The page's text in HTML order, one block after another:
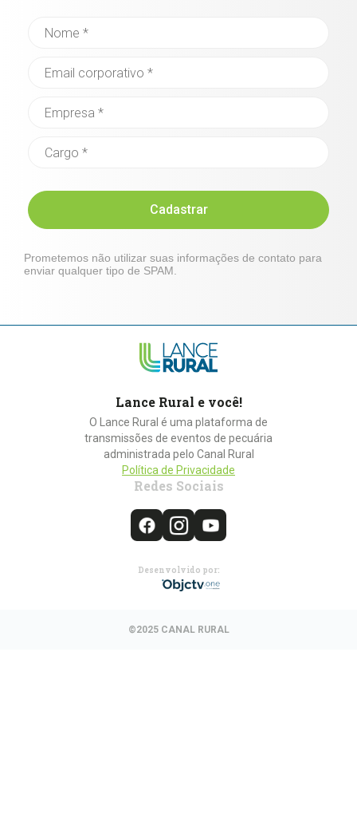
Cadastrar
Prometemos não utilizar suas informações de contato para
enviar qualquer tipo de SPAM.
Lance Rural e você!
O Lance Rural é uma plataforma de
transmissões de eventos de pecuária
administrada pelo Canal Rural
Política de Privacidade
Redes Sociais
Desenvolvido por:
©2025 CANAL RURAL